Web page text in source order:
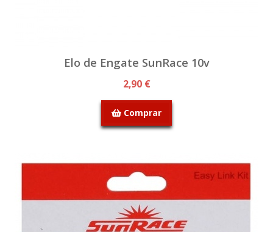
Elo de Engate SunRace 10v
2,90 €
Comprar